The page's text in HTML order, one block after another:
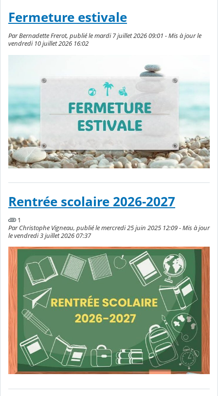
Fermeture estivale
Par Bernadette Frerot, publié le mardi 7 juillet 2026 09:01 - Mis à jour le
vendredi 10 juillet 2026 16:02
Rentrée scolaire 2026-2027
1
Par Christophe Vigneau, publié le mercredi 25 juin 2025 12:09 - Mis à jour
le vendredi 3 juillet 2026 07:37